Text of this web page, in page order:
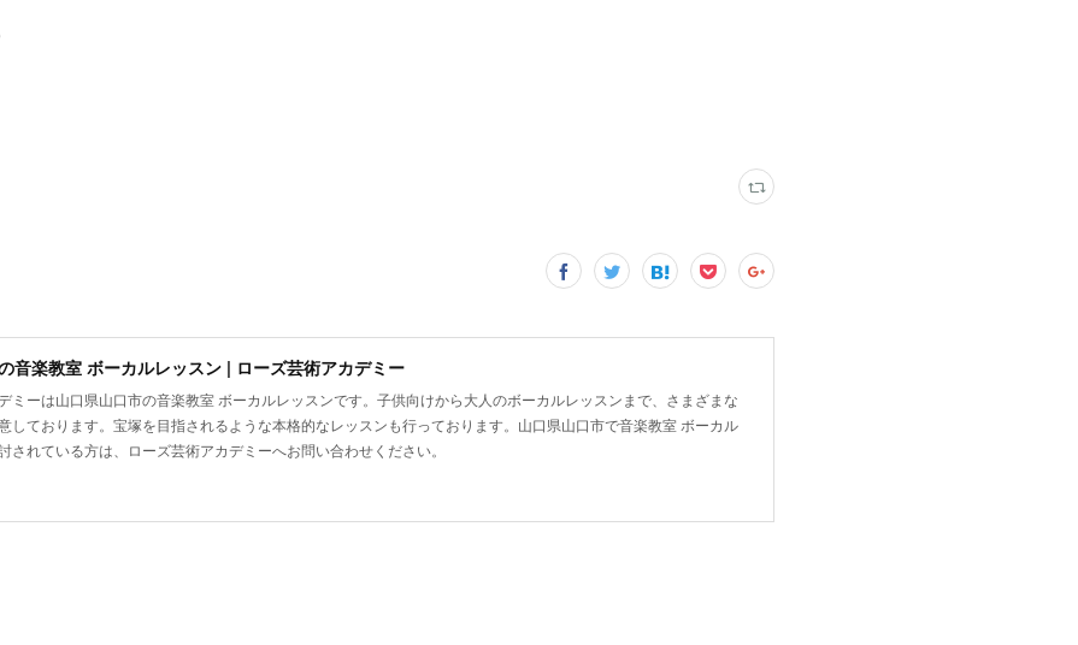
音楽教室 ボーカルレッスン | ローズ芸術アカデミー
ミーは山口県山口市の音楽教室 ボーカルレッスンです。子供向けから大人のボーカルレッスンまで、さまざまな
しております。宝塚を目指されるような本格的なレッスンも行っております。山口県山口市で音楽教室 ボーカル
されている方は、ローズ芸術アカデミーへお問い合わせください。